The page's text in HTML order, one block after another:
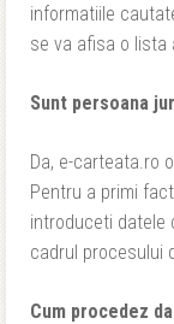
informatiile
se va afisa o lista
Sunt persoana
Da, e-carteata.ro
Pentru a primi
introduceti datele
cadrul procesului
Cum procedez